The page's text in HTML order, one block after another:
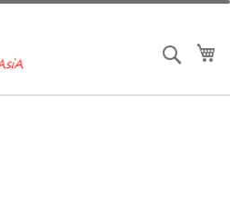
搜索